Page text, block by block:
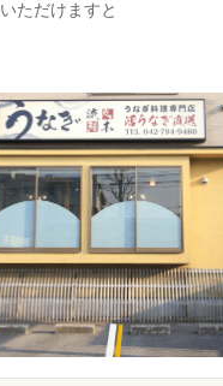
ただけますと